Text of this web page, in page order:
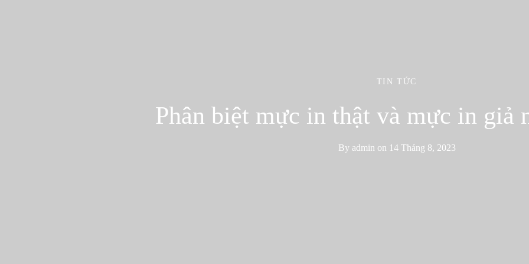
TIN TỨC
Phân biệt mực in thật và mực in giả
By admin on 14 Tháng 8, 2023